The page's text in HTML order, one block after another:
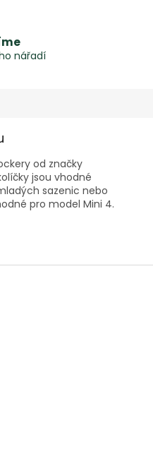
nářadí
od značky
jsou vhodné
sazenic nebo
pro model Mini 4.